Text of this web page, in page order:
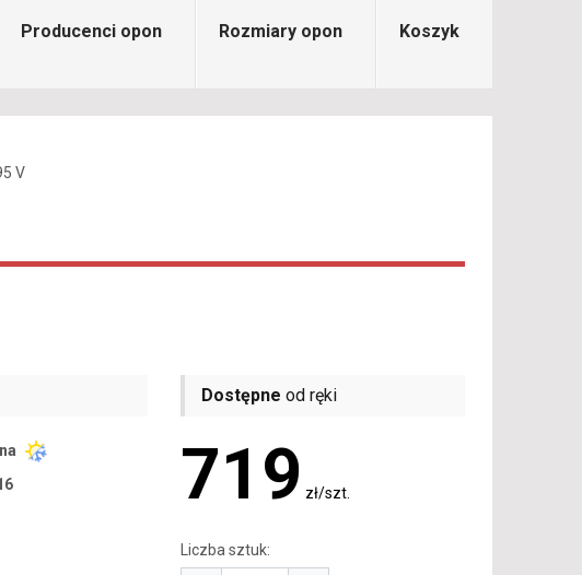
Producenci opon Rozmiary opon Koszyk
V
Dostępne od ręki
719 zł/szt.
Liczba sztuk: